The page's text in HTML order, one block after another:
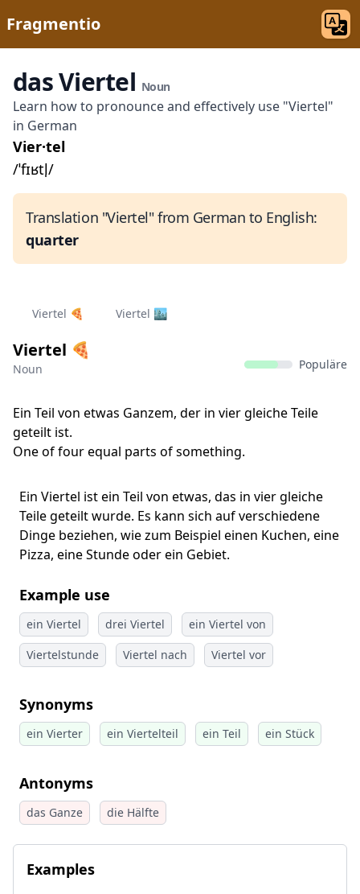
Fragmentio
das Viertel Noun
Learn how to pronounce and effectively use "Viertel"
in German
Vier·tel
/ˈfɪʁtl̩/
Translation "Viertel" from German to English:
quarter
Viertel 🍕 Viertel 🏙️
Viertel 🍕
Noun Populäre
Ein Teil von etwas Ganzem, der in vier gleiche Teile
geteilt ist.
One of four equal parts of something.
Ein Viertel ist ein Teil von etwas, das in vier gleiche
Teile geteilt wurde. Es kann sich auf verschiedene
Dinge beziehen, wie zum Beispiel einen Kuchen, eine
Pizza, eine Stunde oder ein Gebiet.
Example use
ein Viertel drei Viertel
ein Viertel von
Viertelstunde
Viertel nach Viertel vor
Synonyms
ein Vierter ein Viertelteil ein Teil ein Stück
Antonyms
das Ganze die Hälfte
Examples